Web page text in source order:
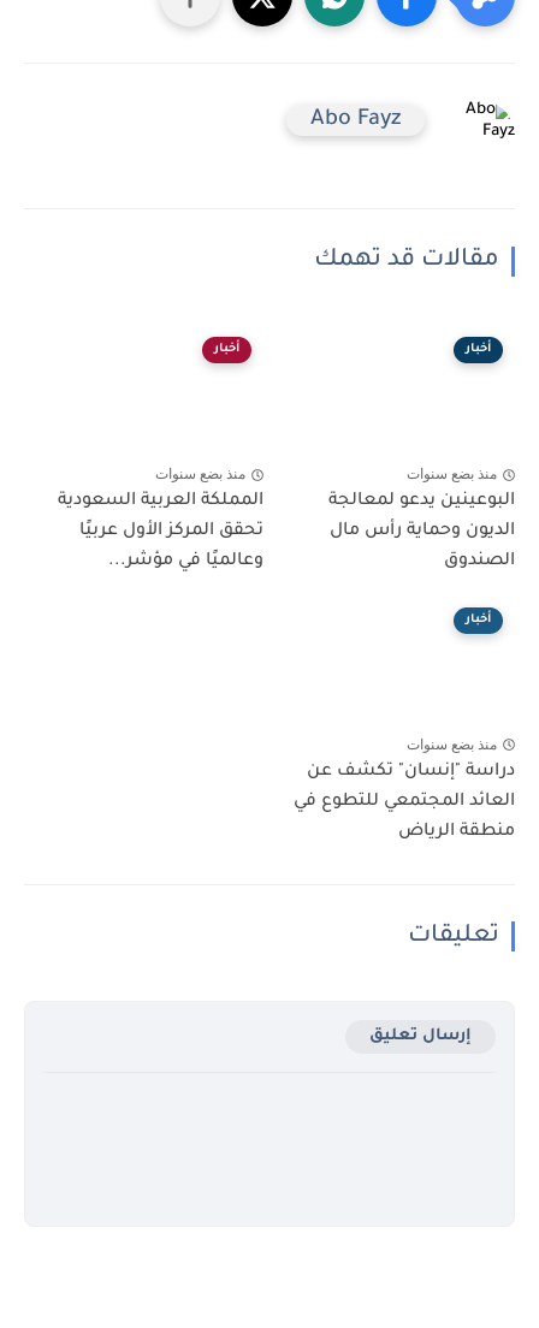
Abo Fayz
مقالات قد تهمك
أخبار
منذ بضع سنوات
البوعينين يدعو لمعالجة
الديون وحماية رأس مال
الصندوق
أخبار
منذ بضع سنوات
المملكة العربية السعودية
تحقق المركز الأول عربيًا
وعالميًا في مؤشر...
أخبار
منذ بضع سنوات
دراسة "إنسان" تكشف عن
العائد المجتمعي للتطوع في
منطقة الرياض
تعليقات
إرسال تعليق